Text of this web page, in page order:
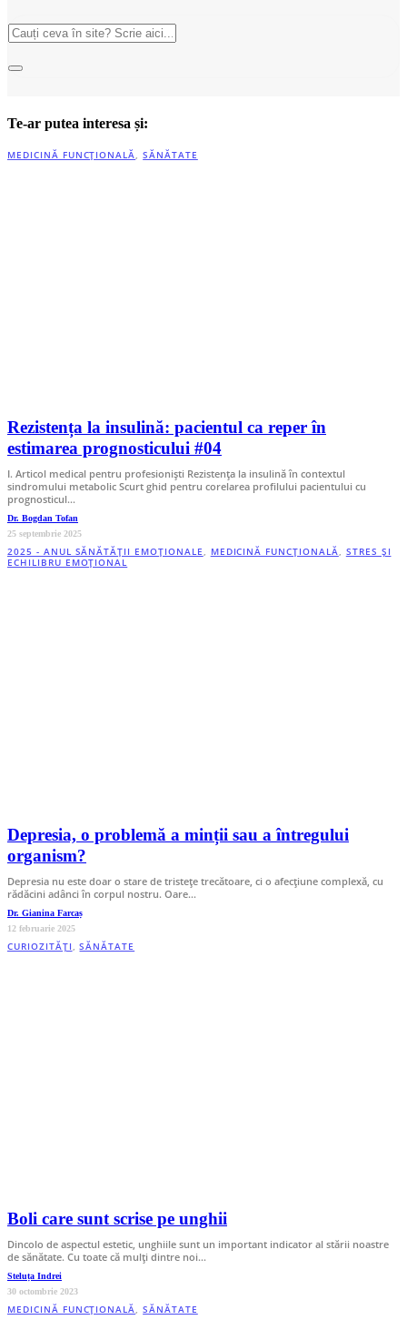
Te-ar putea interesa și:
MEDICINĂ FUNCȚIONALĂ,SĂNĂTATE
Rezistența la insulină: pacientul ca reper în
estimarea prognosticului #04
I. Articol medical pentru profesionişti Rezistenţa la insulină în contextul
sindromului metabolic Scurt ghid pentru corelarea profilului pacientului cu
prognosticul…
Dr. Bogdan Tofan
25 septembrie 2025
2025 - ANUL SĂNĂTĂȚII EMOȚIONALE, MEDICINĂ FUNCȚIONALĂ, STRES ȘI
ECHILIBRU EMOȚIONAL
Depresia, o problemă a minții sau a întregului
organism?
Depresia nu este doar o stare de tristețe trecătoare, ci o afecțiune complexă, cu
rădăcini adânci în corpul nostru. Oare…
Dr. Gianina Farcaș
12 februarie 2025
CURIOZITĂȚI,SĂNĂTATE
Boli care sunt scrise pe unghii
Dincolo de aspectul estetic, unghiile sunt un important indicator al stării noastre
de sănătate. Cu toate că mulți dintre noi…
Steluța Indrei
30 octombrie 2023
MEDICINĂ FUNCȚIONALĂ,SĂNĂTATE